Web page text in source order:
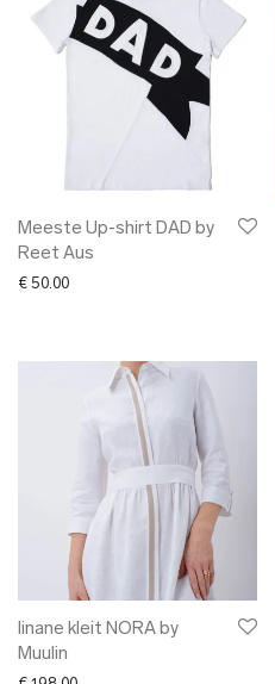
Meeste Up-shirt DAD by
Reet Aus
€ 50.00
linane kleit NORA by
Muulin